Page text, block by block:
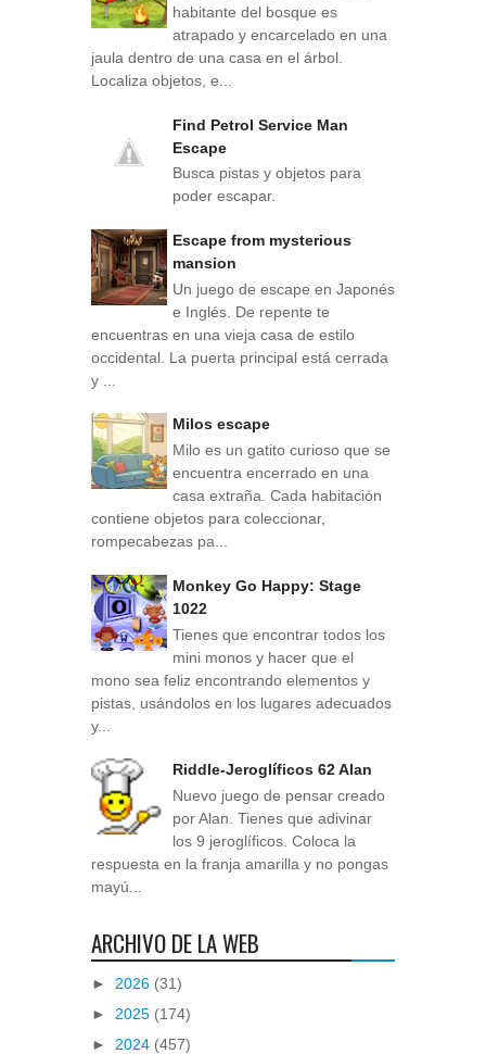
habitante del bosque es
atrapado y encarcelado en una
jaula dentro de una casa en el árbol.
Localiza objetos, e...
Find Petrol Service Man
Escape
Busca pistas y objetos para
poder escapar.
Escape from mysterious
mansion
Un juego de escape en Japonés
e Inglés. De repente te
encuentras en una vieja casa de estilo
occidental. La puerta principal está cerrada
y ...
Milos escape
Milo es un gatito curioso que se
encuentra encerrado en una
casa extraña. Cada habitación
contiene objetos para coleccionar,
rompecabezas pa...
Monkey Go Happy: Stage
1022
Tienes que encontrar todos los
mini monos y hacer que el
mono sea feliz encontrando elementos y
pistas, usándolos en los lugares adecuados
y...
Riddle-Jeroglíficos 62 Alan
Nuevo juego de pensar creado
por Alan. Tienes que adivinar
los 9 jeroglíficos. Coloca la
respuesta en la franja amarilla y no pongas
mayú...
ARCHIVO DE LA WEB
► 2026 (31)
► 2025 (174)
► 2024 (457)